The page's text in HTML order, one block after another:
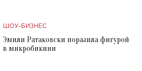
ШОУ-БИЗНЕС
Эмили Ратаковски поразила фигурой
в микробикини